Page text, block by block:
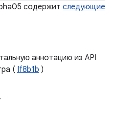
содержит следующие
аннотацию из API
( If8b1b )